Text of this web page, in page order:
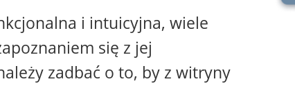
i intuicyjna, wiele
się z jej
zadbać o to, by z witryny